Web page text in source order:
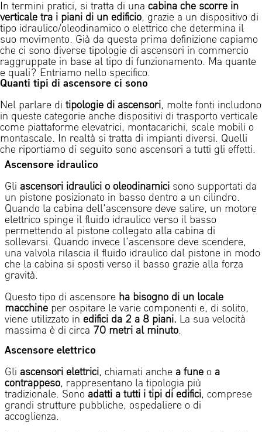
In termini pratici, si tratta di una cabina che scorre in
verticale tra i piani di un edificio, grazie a un dispositivo di
tipo idraulico/oleodinamico o elettrico che determina il
suo movimento. Già da questa prima definizione capiamo
che ci sono diverse tipologie di ascensori in commercio
raggruppate in base al tipo di funzionamento. Ma quante
e quali? Entriamo nello specifico.
Quanti tipi di ascensore ci sono
Nel parlare di tipologie di ascensori, molte fonti includono
in queste categorie anche dispositivi di trasporto verticale
come piattaforme elevatrici, montacarichi, scale mobili o
montascale. In realtà si tratta di impianti diversi. Quelli
che riportiamo di seguito sono ascensori a tutti gli effetti.
Ascensore idraulico
Gli ascensori idraulici o oleodinamici sono supportati da
un pistone posizionato in basso dentro a un cilindro.
Quando la cabina dell’ascensore deve salire, un motore
elettrico spinge il fluido idraulico verso il basso
permettendo al pistone collegato alla cabina di
sollevarsi. Quando invece l’ascensore deve scendere,
una valvola rilascia il fluido idraulico dal pistone in modo
che la cabina si sposti verso il basso grazie alla forza
gravità.
Questo tipo di ascensore ha bisogno di un locale
macchine per ospitare le varie componenti e, di solito,
viene utilizzato in edifici da 2 a 8 piani. La sua velocità
massima è di circa 70 metri al minuto.
Ascensore elettrico
Gli ascensori elettrici, chiamati anche a fune o a
contrappeso, rappresentano la tipologia più
tradizionale. Sono adatti a tutti i tipi di edifici, comprese
grandi strutture pubbliche, ospedaliere o di
accoglienza.